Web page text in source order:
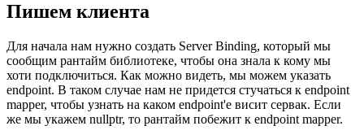
Пишем клиента
Для начала нам нужно создать Server Binding, который мы
сообщим рантайм библиотеке, чтобы она знала к кому мы
хоти подключиться. Как можно видеть, мы можем указать
endpoint. В таком случае нам не придется стучаться к endpoint
mapper, чтобы узнать на каком endpoint'е висит сервак. Если
же мы укажем nullptr, то рантайм побежит к endpoint mapper.